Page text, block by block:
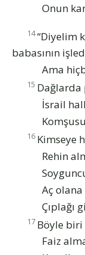
Onun
14“Diyelim
babasının
Ama
15
İsrail
16 Kimseye
Rehin
Aç
Çıplağı
17 Böyle
Faiz